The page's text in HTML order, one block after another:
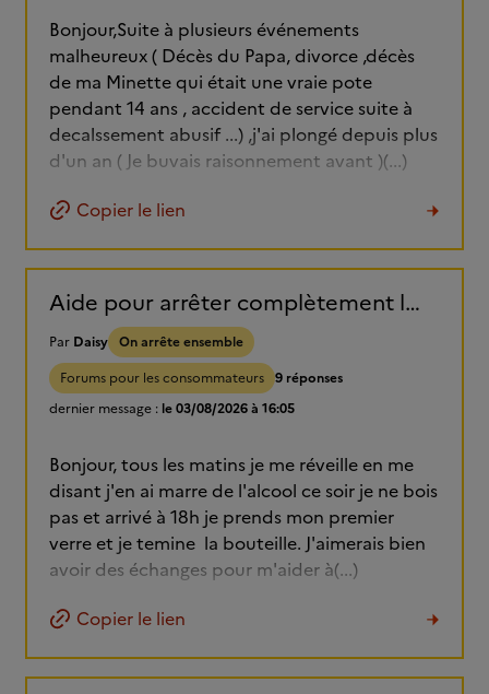
Bonjour,Suite à plusieurs événements
malheureux ( Décès du Papa, divorce ,décès
de ma Minette qui était une vraie pote
pendant 14 ans , accident de service suite à
decalssement abusif ...) ,j'ai plongé depuis plus
d'un an ( Je buvais raisonnement avant )(...)
Copier le lien
Aide pour arrêter complètement l'alcool.
Par Daisy On arrête ensemble
Forums pour les consommateurs 9 réponses
dernier message : le 03/08/2026 à 16:05
Bonjour, tous les matins je me réveille en me
disant j'en ai marre de l'alcool ce soir je ne bois
pas et arrivé à 18h je prends mon premier
verre et je temine la bouteille. J'aimerais bien
avoir des échanges pour m'aider à(...)
Copier le lien